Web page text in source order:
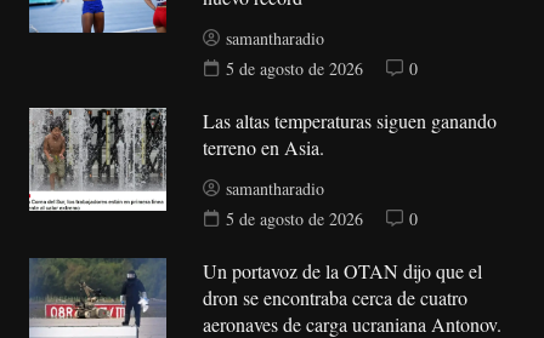
samantharadio
5 de agosto de 2026
0
Las altas temperaturas siguen ganando
terreno en Asia.
samantharadio
5 de agosto de 2026
0
Un portavoz de la OTAN dijo que el
dron se encontraba cerca de cuatro
aeronaves de carga ucraniana Antonov.